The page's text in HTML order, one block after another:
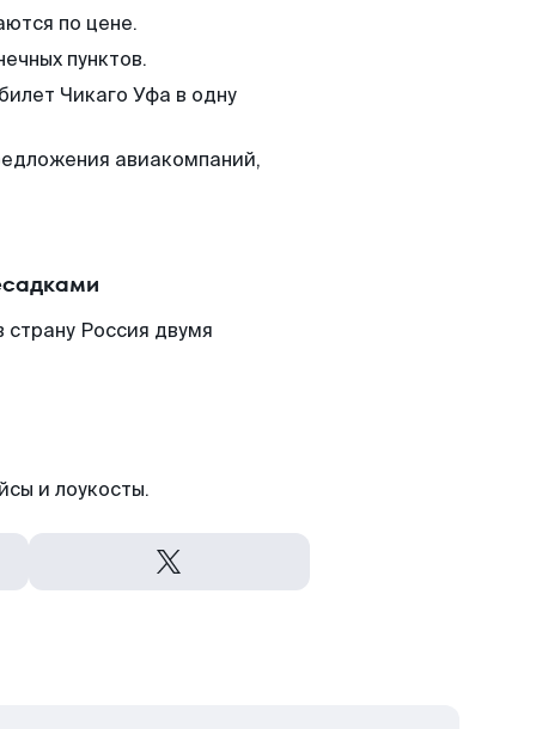
по цене.
пунктов.
Чикаго Уфа в одну
авиакомпаний,
Россия двумя
и лоукосты.